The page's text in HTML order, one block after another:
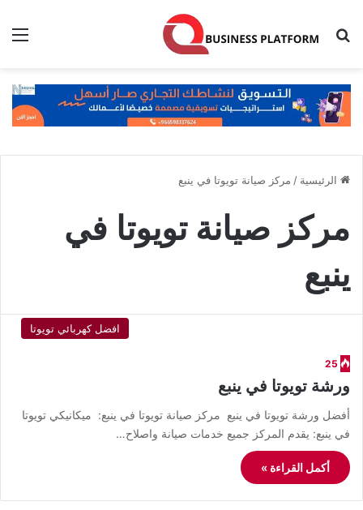
بحث عن
الرئيسية / مركز صيانة تويوتا في ينبع
مركز صيانة تويوتا في
ينبع
افضل كهربائي تويوتا
25
ورشة تويوتا في ينبع
أفضل ورشة تويوتا في ينبع مركز صيانة تويوتا في ينبع: ميكانيكي تويوتا
في ينبع: يقدم المركز جميع خدمات صيانة واصلاح…
أكمل القراءة »